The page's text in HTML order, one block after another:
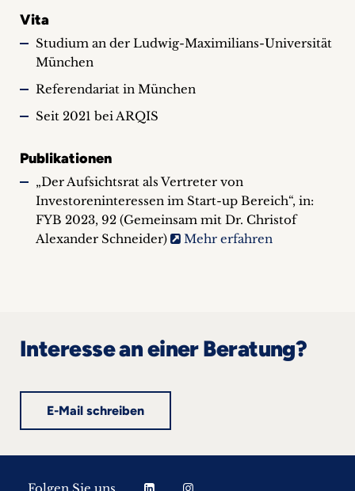
Vita
Studium an der Ludwig-Maximilians-Universität
München
Referendariat in München
Seit 2021 bei ARQIS
Publikationen
„Der Aufsichtsrat als Vertreter von
Investoreninteressen im Start-up Bereich“, in:
FYB 2023, 92 (Gemeinsam mit Dr. Christof
Alexander Schneider)
Mehr erfahren
Interesse an einer Beratung?
E-Mail schreiben